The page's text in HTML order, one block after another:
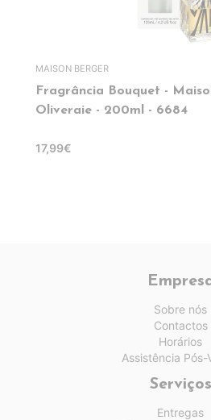
MAISON BERGER
Fragrância Bouquet -
Oliveraie - 200ml - 6684
17,99€
Sobre nós
Contactos
Horários
Assistência Pós-
Serviços
Entregas